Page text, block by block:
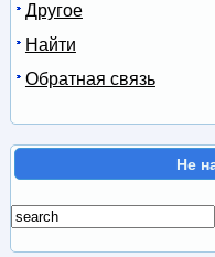
Другое
Найти
Обратная связь
Не